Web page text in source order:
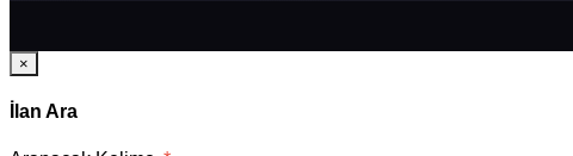
×
İlan Ara